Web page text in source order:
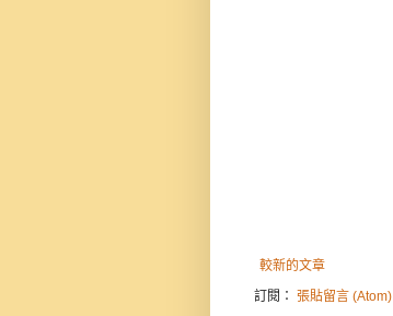
較新的文章
訂閱： 張貼留言 (Atom)